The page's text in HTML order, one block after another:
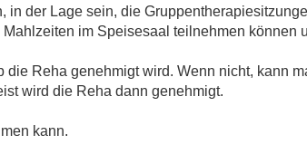
in der Lage sein, die
im Speisesaal teilnehmen können
Reha genehmigt wird. Wenn nicht, kann
wird die Reha dann genehmigt.
kann.